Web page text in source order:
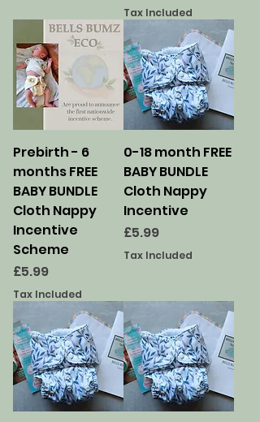
Tax Included
Prebirth - 6
months FREE
BABY BUNDLE
Cloth Nappy
Incentive
Scheme
Price
£5.99
Tax Included
0-18 month FREE
BABY BUNDLE
Cloth Nappy
Incentive
Price
£5.99
Tax Included